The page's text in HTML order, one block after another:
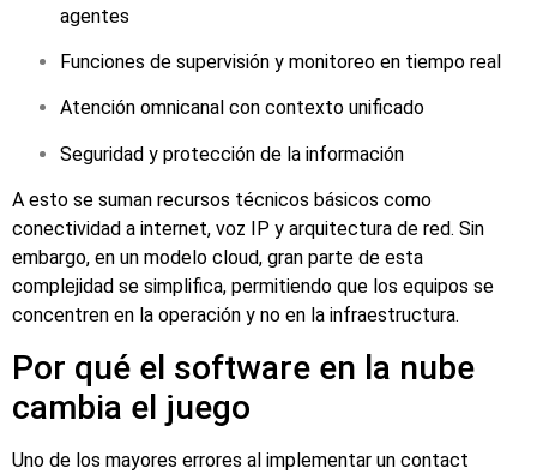
agentes
Funciones de supervisión y monitoreo en tiempo real
Atención omnicanal con contexto unificado
Seguridad y protección de la información
A esto se suman recursos técnicos básicos como
conectividad a internet, voz IP y arquitectura de red. Sin
embargo, en un modelo cloud, gran parte de esta
complejidad se simplifica, permitiendo que los equipos se
concentren en la operación y no en la infraestructura.
Por qué el software en la nube
cambia el juego
Uno de los mayores errores al implementar un contact